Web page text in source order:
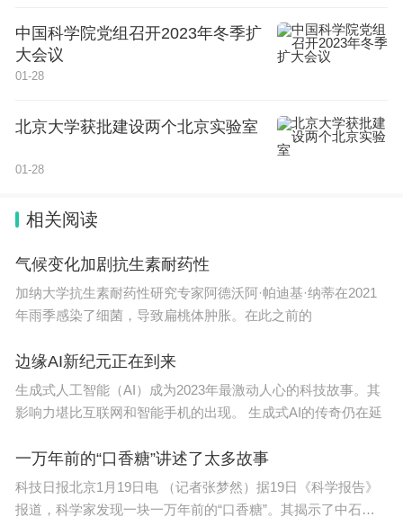
己干所有的事儿，这样一来，既突破了技术封锁，又
能缩短中国各类科研项目的研发周期。
全新的技术路线，也意味着芯片要自己设计、内
存自己封装，网络自己搭，系统自己写。难题一一攻
克，全链条自己研发自己造。接下来，卢宇彤团队会
更高效更快捷的超算服务环境。
灵晟的意义，不只是算得快，它是让前沿科技真
中国科学院党组召开2023年冬季扩
大会议
01-28
北京大学获批建设两个北京实验室
01-28
相关阅读
气候变化加剧抗生素耐药性
加纳大学抗生素耐药性研究专家阿德沃阿·帕迪基·纳蒂在2021
年雨季感染了细菌，导致扁桃体肿胀。在此之前的
边缘AI新纪元正在到来
生成式人工智能（AI）成为2023年最激动人心的科技故事。其
影响力堪比互联网和智能手机的出现。 生成式AI的传奇仍在延
一万年前的“口香糖”讲述了太多故事
科技日报北京1月19日电 （记者张梦然）据19日《科学报告》
报道，科学家发现一块一万年前的“口香糖”。其揭示了中石器